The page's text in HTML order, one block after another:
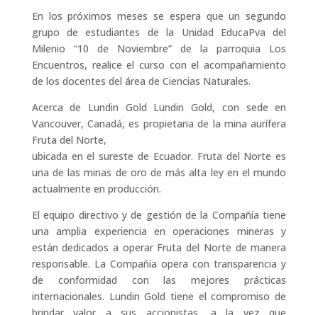
En los próximos meses se espera que un segundo
grupo de estudiantes de la Unidad EducaPva del
Milenio “10 de Noviembre” de la parroquia Los
Encuentros, realice el curso con el acompañamiento
de los docentes del área de Ciencias Naturales.
Acerca de Lundin Gold Lundin Gold, con sede en
Vancouver, Canadá, es propietaria de la mina aurífera
Fruta del Norte,
ubicada en el sureste de Ecuador. Fruta del Norte es
una de las minas de oro de más alta ley en el mundo
actualmente en producción.
El equipo directivo y de gestión de la Compañía tiene
una amplia experiencia en operaciones mineras y
están dedicados a operar Fruta del Norte de manera
responsable. La Compañía opera con transparencia y
de conformidad con las mejores prácticas
internacionales. Lundin Gold tiene el compromiso de